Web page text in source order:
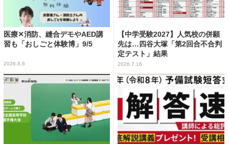
医療✕消防、縫合デモやAED講
習も「おしごと体験博」9/5
2026.8.6
【中学受験2027】人気校の併願
先は…四谷大塚「第2回合不合判
定テスト」結果
2026.7.16